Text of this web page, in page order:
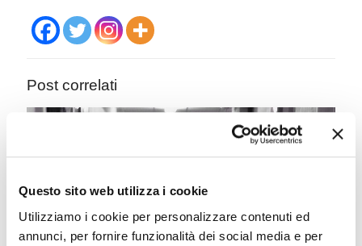
Questo sito web utilizza i cookie
Utilizziamo i cookie per personalizzare contenuti ed
annunci, per fornire funzionalità dei social media e per
Post correlati